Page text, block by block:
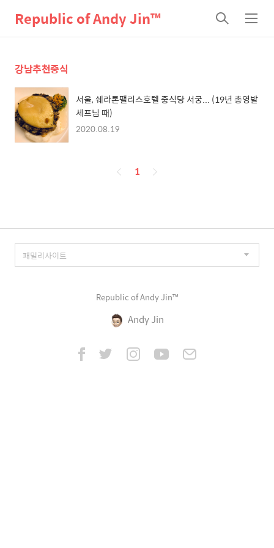
Republic of Andy Jin™
검
색
메
뉴
강남추천중식
서울, 쉐라톤팰리스호텔 중식당 서궁... (19년 총영발
셰프님 때)
2020.08.19
페
1
Republic of Andy Jin™
Andy Jin